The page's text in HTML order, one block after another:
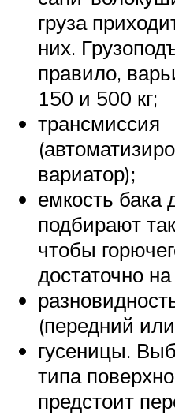
груза
них.
правило,
150 и 500 кг;
трансмиссия
вариатор);
емкость бака
подбирают
чтобы
достаточно
(передний
гусеницы.
типа
предстоит